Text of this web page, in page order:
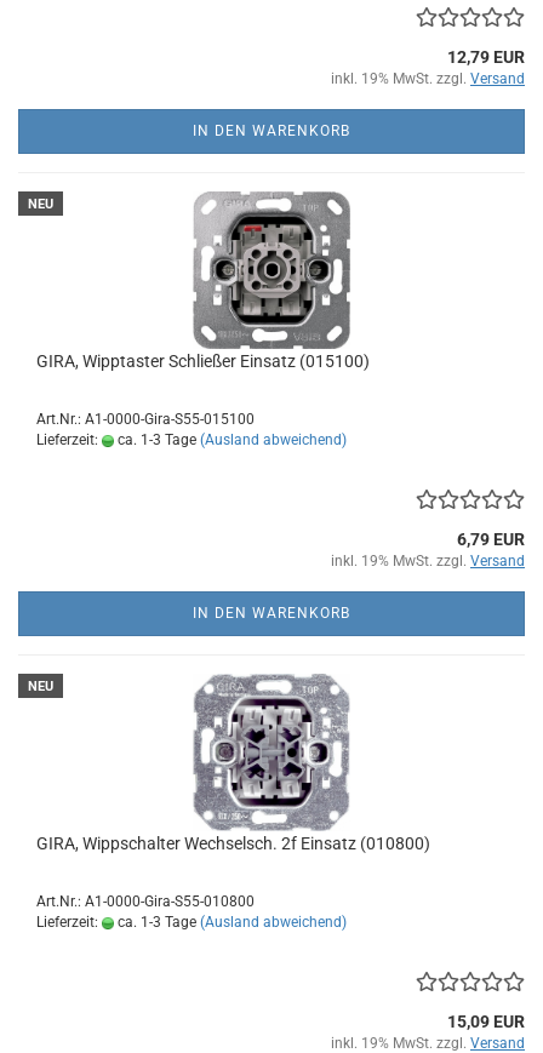
12,79 EUR
inkl. 19% MwSt. zzgl. Versand
IN DEN WARENKORB
NEU
GIRA, Wipptaster Schließer Einsatz (015100)
Art.Nr.: A1-0000-Gira-S55-015100
Lieferzeit:
ca. 1-3 Tage (Ausland abweichend)
6,79 EUR
inkl. 19% MwSt. zzgl. Versand
IN DEN WARENKORB
NEU
GIRA, Wippschalter Wechselsch. 2f Einsatz (010800)
Art.Nr.: A1-0000-Gira-S55-010800
Lieferzeit:
ca. 1-3 Tage (Ausland abweichend)
15,09 EUR
inkl. 19% MwSt. zzgl. Versand